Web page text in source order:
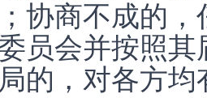
协商不成的
员会并按照
的，对各方